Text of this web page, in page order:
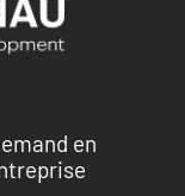
en